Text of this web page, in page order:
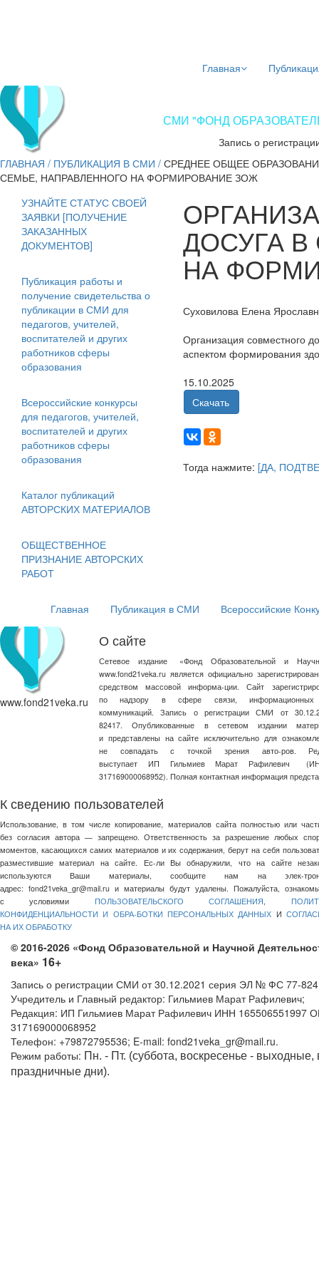
Главная
СМИ "ФОНД
Запись о
ГЛАВНАЯ / ПУБЛИКАЦИЯ В СМИ / СРЕДНЕЕ ОБЩЕЕ
СЕМЬЕ, НАПРАВЛЕННОГО НА ФОРМИРОВАНИЕ ЗОЖ
УЗНАЙТЕ СТАТУС СВОЕЙ
ЗАЯВКИ [ПОЛУЧЕНИЕ
ЗАКАЗАННЫХ
ДОКУМЕНТОВ]
Публикация работы и
получение свидетельства о
публикации в СМИ для
педагогов, учителей,
воспитателей и других
работников сферы
образования
Всероссийские конкурсы
для педагогов, учителей,
воспитателей и других
работников сферы
образования
Каталог публикаций
АВТОРСКИХ МАТЕРИАЛОВ
ОБЩЕСТВЕННОЕ
ПРИЗНАНИЕ АВТОРСКИХ
РАБОТ
ДОСУГА
НА
Суховилова Елена
Организация совместного
аспектом формирования
15.10.2025
Скачать
Тогда нажмите: [ДА,
Главная Публикация в СМИ Всероссийские
www.fond21veka.ru
О сайте
Сетевое издание «Фонд Образовательной и
www.fond21veka.ru является официально
средством массовой информа-ции. Сайт
по надзору в сфере связи, информационных
коммуникаций. Запись о регистрации СМИ от
82417. Опубликованные в сетевом издании
и представлены на сайте исключительно для
не совпадать с точкой зрения авто-ров.
выступает ИП Гильмиев Марат Рафилевич
317169000068952). Полная контактная информация
К сведению пользователей
Использование, в том числе копирование, материалов сайта полностью или
без согласия автора — запрещено. Ответственность за разрешение любых
моментов, касающихся самих материалов и их содержания, берут на себя
разместившие материал на сайте. Ес-ли Вы обнаружили, что на сайте
используются Ваши материалы, сообщите нам на элек-
адрес: fond21veka_gr@mail.ru и материалы будут удалены. Пожалуйста,
с условиями ПОЛЬЗОВАТЕЛЬСКОГО СОГЛАШЕНИЯ,
КОНФИДЕНЦИАЛЬНОСТИ И ОБРА-БОТКИ ПЕРСОНАЛЬНЫХ ДАННЫХ И
НА ИХ ОБРАБОТКУ
© 2016-2026 «Фонд Образовательной и Научной
века» 16+
Запись о регистрации СМИ от 30.12.2021 серия ЭЛ № ФС 77-
Учредитель и Главный редактор: Гильмиев Марат Рафилевич;
Редакция: ИП Гильмиев Марат Рафилевич ИНН 165506551997
317169000068952
Телефон: +79872795536; E-mail: fond21veka_gr@mail.ru.
Режим работы: Пн. - Пт. (суббота, воскресенье - выходные,
праздничные дни).